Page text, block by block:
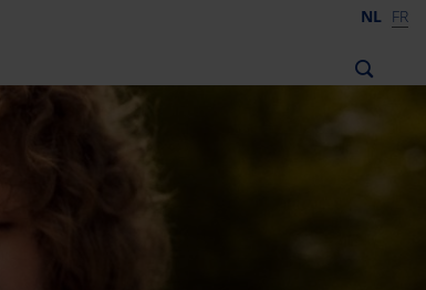
NL FR